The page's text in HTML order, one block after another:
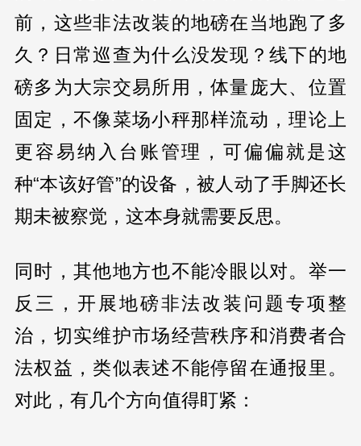
前，这些非法改装的地磅在当地跑了多
久？日常巡查为什么没发现？线下的地
磅多为大宗交易所用，体量庞大、位置
固定，不像菜场小秤那样流动，理论上
更容易纳入台账管理，可偏偏就是这
种“本该好管”的设备，被人动了手脚还长
期未被察觉，这本身就需要反思。
同时，其他地方也不能冷眼以对。举一
反三，开展地磅非法改装问题专项整
治，切实维护市场经营秩序和消费者合
法权益，类似表述不能停留在通报里。
对此，有几个方向值得盯紧：